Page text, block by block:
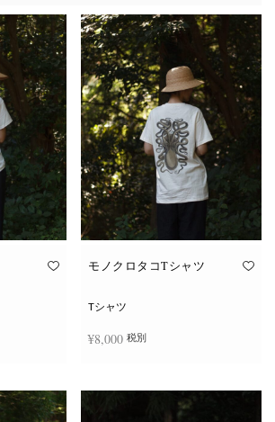
モノクロタコTシャツ
Tシャツ
¥8,000 税別
の
商
品